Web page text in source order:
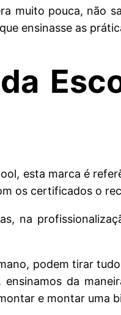
muito pouca, não
ensinasse as
esta marca é
os certificados o
na
podem tirar
da
e montar uma